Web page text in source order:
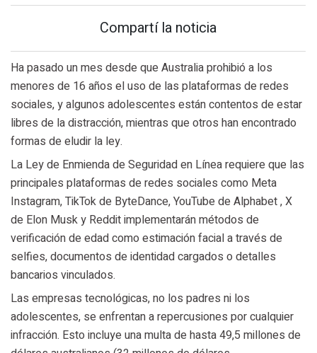
Compartí la noticia
Ha pasado un mes desde que Australia prohibió a los
menores de 16 años el uso de las plataformas de redes
sociales, y algunos adolescentes están contentos de estar
libres de la distracción, mientras que otros han encontrado
formas de eludir la ley.
La Ley de Enmienda de Seguridad en Línea requiere que las
principales plataformas de redes sociales como Meta
Instagram, TikTok de ByteDance, YouTube de Alphabet , X
de Elon Musk y Reddit implementarán métodos de
verificación de edad como estimación facial a través de
selfies, documentos de identidad cargados o detalles
bancarios vinculados.
Las empresas tecnológicas, no los padres ni los
adolescentes, se enfrentan a repercusiones por cualquier
infracción. Esto incluye una multa de hasta 49,5 millones de